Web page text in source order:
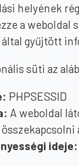
helyének
a weboldal
gyűjtött
süti az
PHPSESSID
A weboldal
ideje: